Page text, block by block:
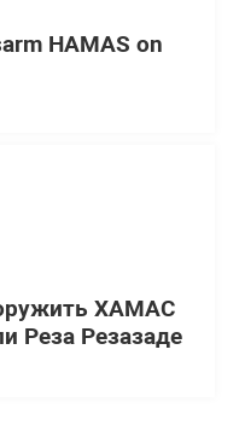
HAMAS on
ХАМАС
Реза Резазаде